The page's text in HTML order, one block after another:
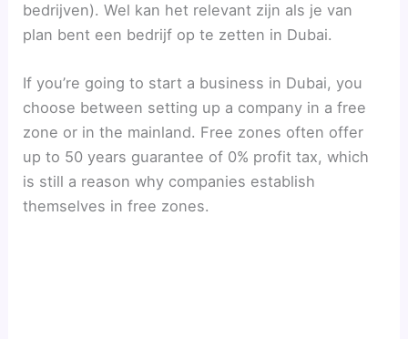
bedrijven). Wel kan het relevant zijn als je van
plan bent een bedrijf op te zetten in Dubai.
If you’re going to start a business in Dubai, you
choose between setting up a company in a free
zone or in the mainland. Free zones often offer
up to 50 years guarantee of 0% profit tax, which
is still a reason why companies establish
themselves in free zones.